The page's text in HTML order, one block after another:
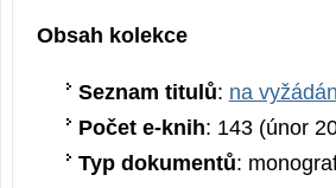
Obsah kolekce
Seznam titulů: na
Počet e-knih: 143 (únor
Typ dokumentů: